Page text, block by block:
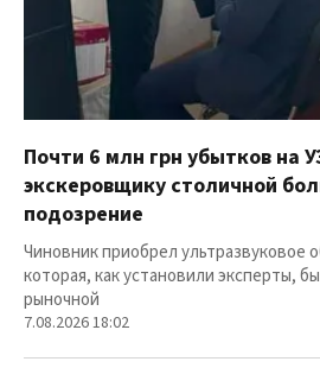
Почти 6 млн грн убытков на
экскеровщику столичной
подозрение
Чиновник приобрел ультразвуковое
которая, как установили эксперты,
рыночной
7.08.2026 18:02